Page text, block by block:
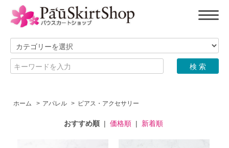
ホーム > アパレル > ピアス・アクセサリー
おすすめ順| 価格順| 新着順